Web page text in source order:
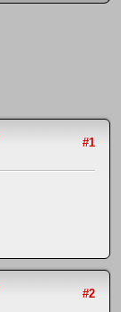
#1
#2